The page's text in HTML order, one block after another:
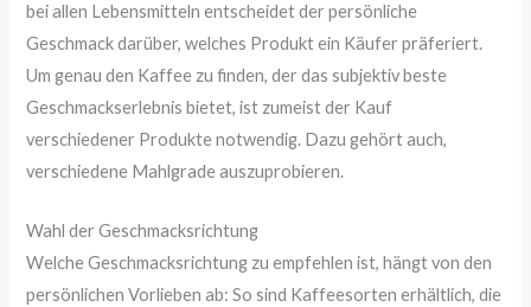
bei allen Lebensmitteln entscheidet der persönliche
Geschmack darüber, welches Produkt ein Käufer präferiert.
Um genau den Kaffee zu finden, der das subjektiv beste
Geschmackserlebnis bietet, ist zumeist der Kauf
verschiedener Produkte notwendig. Dazu gehört auch,
verschiedene Mahlgrade auszuprobieren.
Wahl der Geschmacksrichtung
Welche Geschmacksrichtung zu empfehlen ist, hängt von den
persönlichen Vorlieben ab: So sind Kaffeesorten erhältlich, die